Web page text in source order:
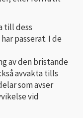
till dess
passerat. I de
av den bristande
avvakta tills
som avser
vid